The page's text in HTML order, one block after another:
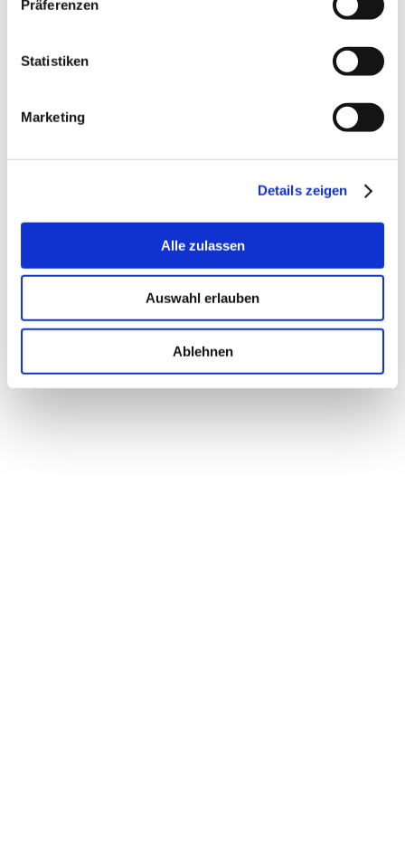
Präferenzen
Statistiken
Marketing
Details zeigen
Alle zulassen
Auswahl erlauben
Ablehnen